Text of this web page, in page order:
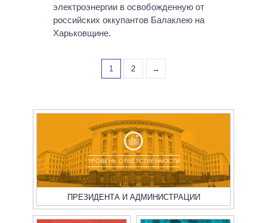
электроэнергии в освобожденную от
российских оккупантов Балаклею на
Харьковщине.
1 2 →
УРОВЕНЬ ОТВЕТСТВЕННОСТИ
ПРЕЗИДЕНТА И АДМИНИСТРАЦИИ